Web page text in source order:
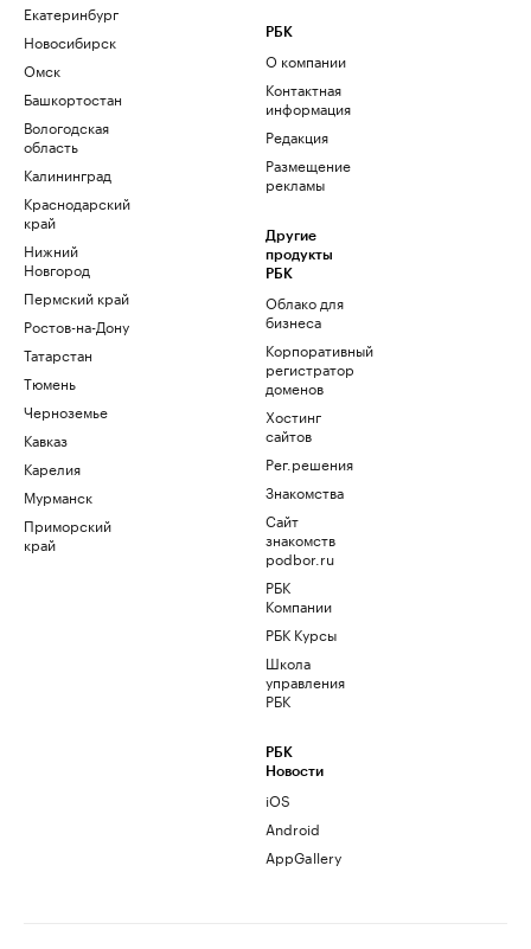
Екатеринбург
Новосибирск
Омск
Башкортостан
Вологодская
область
Калининград
Краснодарский
край
Нижний
Новгород
Пермский край
Ростов-на-Дону
Татарстан
Тюмень
Черноземье
Кавказ
Карелия
Мурманск
Приморский
край
РБК
О компании
Контактная
информация
Редакция
Размещение
рекламы
Другие
продукты
РБК
Облако для
бизнеса
Корпоративный
регистратор
доменов
Хостинг
сайтов
Рег.решения
Знакомства
Сайт
знакомств
podbor.ru
РБК
Компании
РБК Курсы
Школа
управления
РБК
РБК
Новости
iOS
Android
AppGallery